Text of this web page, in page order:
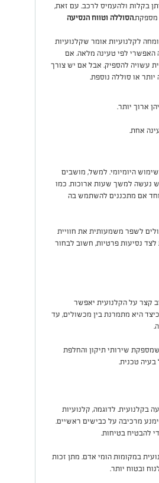
בקלות ולהעמיס לרכב. עם זאת,
מספקת.הסוללה וטווח הנסיעה
לקלנועיות אומר שקלנועיות
האפשרי לפי טעינה מלאה. אם
עשויה להספיק. אבל אם יש צורך
או סוללה נוספת.
ארוך יותר.
אחת.
היומיומי. למשל, מושבים
נעשה למשך שעות ארוכות. כמו
אם מתכננים להשתמש בה
לשפר משמעותית את חוויית
נסיעות פרטיות, חשוב לבחור
קצר על הקלנועית יאפשר
היא מתמרנת בין מכשולים, עד
שירותי תיקון והחלפת
טכנית.
בקלנועית. לדוגמה, קלנועיות
מרכיבה על כבישים ראשיים.
להבטיח בטיחות.
במקומות הומי אדם. מתן זכות
ובטוח יותר.